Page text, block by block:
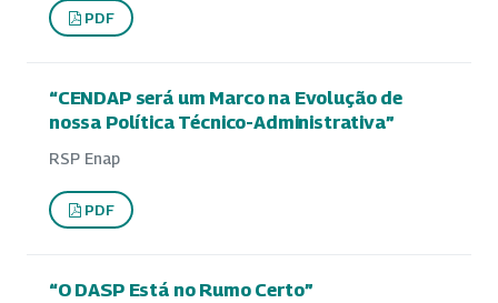
PDF
“CENDAP será um Marco na Evolução de
nossa Política Técnico-Administrativa”
RSP Enap
PDF
“O DASP Está no Rumo Certo”